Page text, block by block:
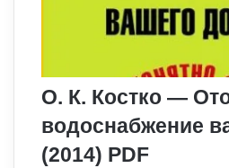
О. К. Костко —
водоснабжение
(2014) PDF